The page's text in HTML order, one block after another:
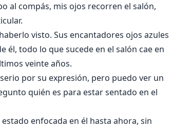
al compás, mis ojos recorren el salón,
visto. Sus encantadores ojos azules
todo lo que sucede en el salón cae en
veinte años.
por su expresión, pero puedo ver un
quién es para estar sentado en el
enfocada en él hasta ahora, sin